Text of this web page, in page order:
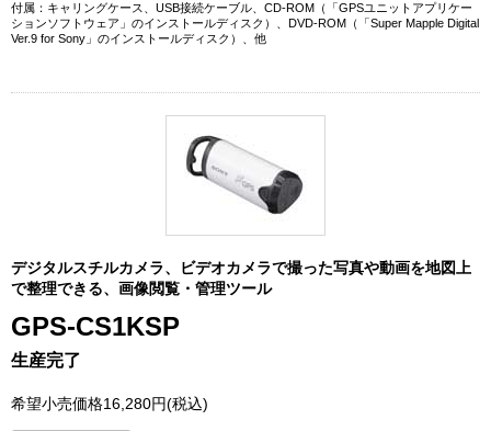
付属：キャリングケース、USB接続ケーブル、CD-ROM（「GPSユニットアプリケー
ションソフトウェア」のインストールディスク）、DVD-ROM（「Super Mapple Digital
Ver.9 for Sony」のインストールディスク）、他
デジタルスチルカメラ、ビデオカメラで撮った写真や動画を地図上
で整理できる、画像閲覧・管理ツール
GPS-CS1KSP
生産完了
希望小売価格16,280円(税込)